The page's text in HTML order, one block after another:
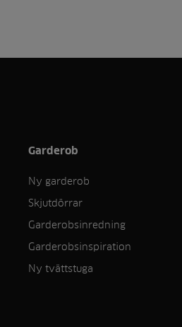
Garderob
Ny garderob
Skjutdörrar
Garderobsinredning
Garderobsinspiration
Ny tvättstuga